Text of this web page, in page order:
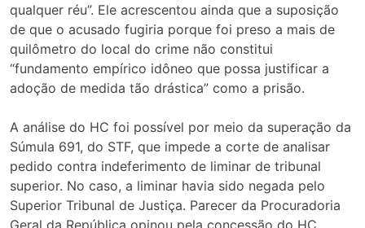
qualquer réu”. Ele acrescentou ainda que a suposição
de que o acusado fugiria porque foi preso a mais de
quilômetro do local do crime não constitui
“fundamento empírico idôneo que possa justificar a
adoção de medida tão drástica” como a prisão.
A análise do HC foi possível por meio da superação da
Súmula 691, do STF, que impede a corte de analisar
pedido contra indeferimento de liminar de tribunal
superior. No caso, a liminar havia sido negada pelo
Superior Tribunal de Justiça. Parecer da Procuradoria